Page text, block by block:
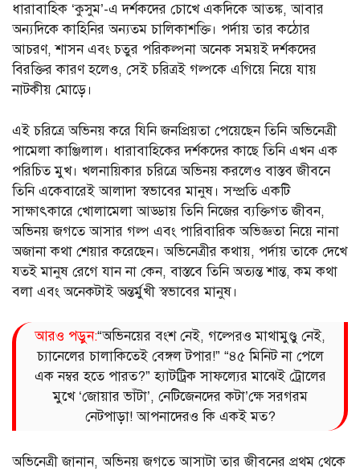
ধারাবাহিক ‘কুসুম’-এ দর্শকদের চোখে একদিকে আতঙ্ক, আবার
অন্যদিকে কাহিনির অন্যতম চালিকাশক্তি। পর্দায় তার কঠোর
আচরণ, শাসন এবং চতুর পরিকল্পনা অনেক সময়ই দর্শকদের
বিরক্তির কারণ হলেও, সেই চরিত্রই গল্পকে এগিয়ে নিয়ে যায়
নাটকীয় মোড়ে।
এই চরিত্রে অভিনয় করে যিনি জনপ্রিয়তা পেয়েছেন তিনি অভিনেত্রী
পামেলা কাঞ্জিলাল। ধারাবাহিকের দর্শকদের কাছে তিনি এখন এক
পরিচিত মুখ। খলনায়িকার চরিত্রে অভিনয় করলেও বাস্তব জীবনে
তিনি একেবারেই আলাদা স্বভাবের মানুষ। সম্প্রতি একটি
সাক্ষাৎকারে খোলামেলা আড্ডায় তিনি নিজের ব্যক্তিগত জীবন,
অভিনয় জগতে আসার গল্প এবং পারিবারিক অভিজ্ঞতা নিয়ে নানা
অজানা কথা শেয়ার করেছেন। অভিনেত্রীর কথায়, পর্দায় তাকে দেখে
যতই মানুষ রেগে যান না কেন, বাস্তবে তিনি অত্যন্ত শান্ত, কম কথা
বলা এবং অনেকটাই অন্তর্মুখী স্বভাবের মানুষ।
আরও পড়ুন:“অভিনয়ের বংশ নেই, গল্পেরও মাথামুণ্ডু নেই,
চ্যানেলের চালাকিতেই বেঙ্গল টপার!” “৪৫ মিনিট না পেলে
এক নম্বর হতে পারত?” হ্যাটট্রিক সাফল্যের মাঝেই ট্রোলের
মুখে ‘জোয়ার ভাঁটা’, নেটিজেনদের কটা’ক্ষে সরগরম
নেটপাড়া! আপনাদেরও কি একই মত?
অভিনেত্রী জানান, অভিনয় জগতে আসাটা তার জীবনের প্রথম থেকে